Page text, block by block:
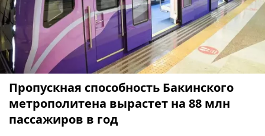
Пропускная способность Бакинского
метрополитена вырастет на 88 млн
пассажиров в год